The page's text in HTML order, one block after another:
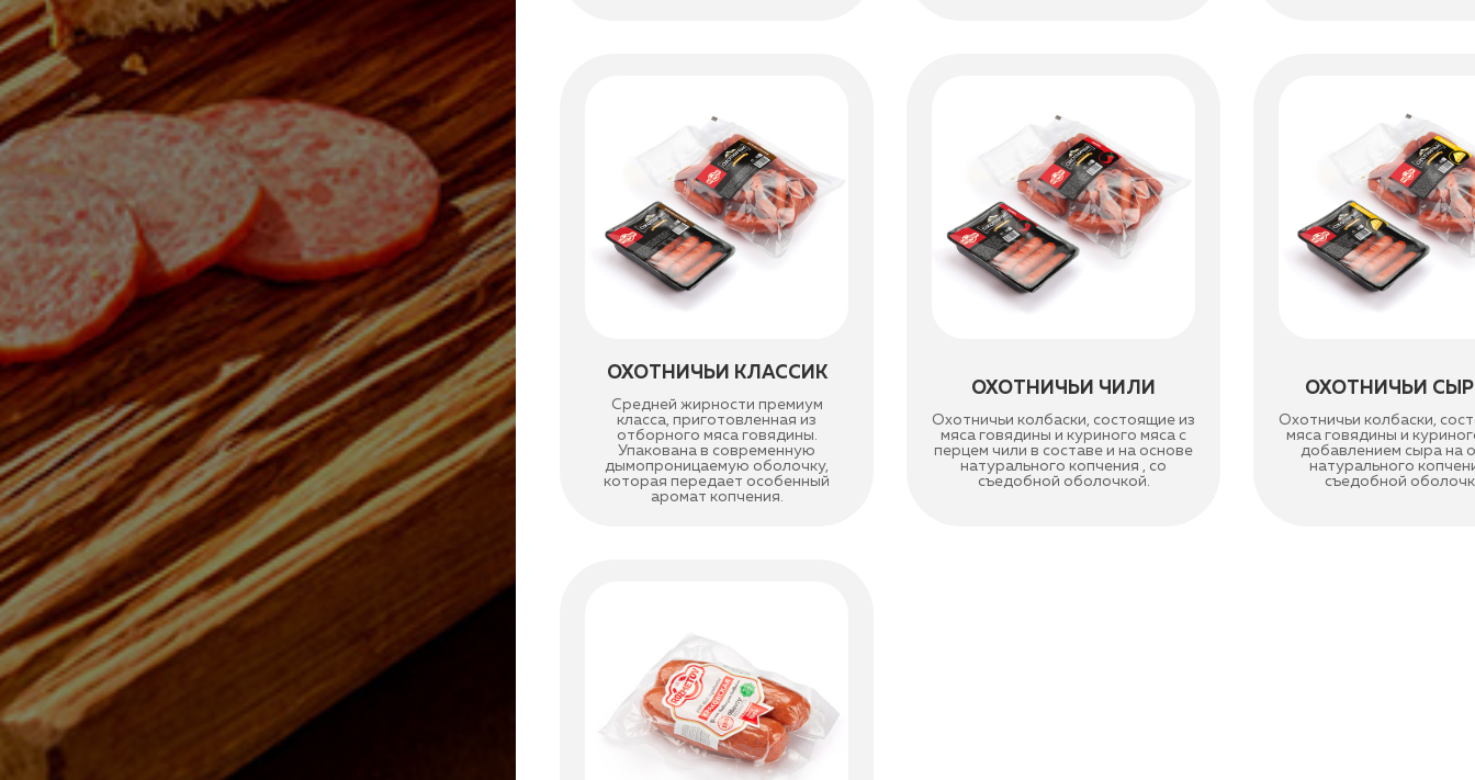
ОХОТНИЧЬИ КЛАССИК
Средней жирности премиум
класса, приготовленная из
отборного мяса говядины.
Упакована в современную
дымопроницаемую оболочку,
которая передает особенный
аромат копчения.
ОХОТНИЧЬИ ЧИЛИ
Охотничьи колбаски, состоящие из
мяса говядины и куриного мяса с
перцем чили в составе и на основе
натурального копчения , со
съедобной оболочкой.
ОХОТНИЧЬИ
Охотничьи колбаски,
мяса говядины и
добавлением сыра на
натурального
съедобной